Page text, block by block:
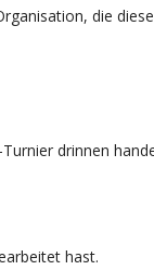
die
drinnen
hast.